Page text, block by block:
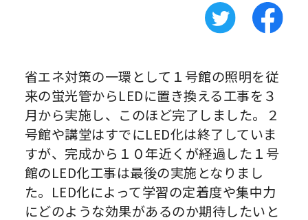
省エネ対策の一環として１号館の照明を従
来の蛍光管からLEDに置き換える工事を３
月から実施し、このほど完了しました。２
号館や講堂はすでにLED化は終了していま
すが、完成から１０年近くが経過した１号
館のLED化工事は最後の実施となりまし
た。LED化によって学習の定着度や集中力
にどのような効果があるのか期待したいと